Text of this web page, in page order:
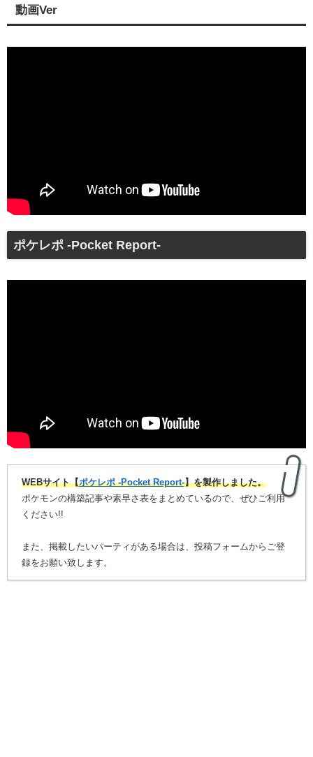
動画Ver
ポケレポ -Pocket Report-
WEBサイト【ポケレポ -Pocket Report-】を製作しました。
ポケモンの構築記事や素早さ表をまとめているので、ぜひご利用
ください!!
また、掲載したいパーティがある場合は、投稿フォームからご登
録をお願い致します。